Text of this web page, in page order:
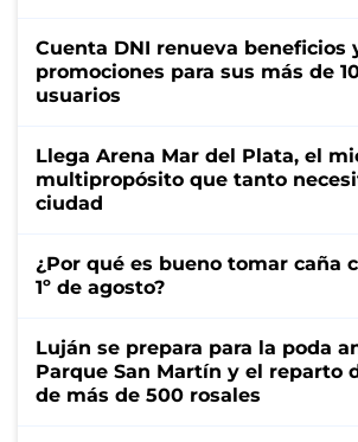
Cuenta DNI renueva beneficios
promociones para sus más de
usuarios
Llega Arena Mar del Plata, el
multipropósito que tanto
ciudad
¿Por qué es bueno tomar caña
1º de agosto?
Luján se prepara para la poda
Parque San Martín y el reparto
de más de 500 rosales